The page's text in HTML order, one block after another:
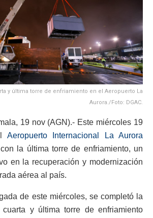
y última torre de enfriamiento en el Aeropuerto La
Aurora./Foto: DGAC.
19 nov (AGN).- Este miércoles 19
Aeropuerto Internacional La Aurora
la última torre de enfriamiento, un
en la recuperación y modernización
aérea al país.
de este miércoles, se completó la
y última torre de enfriamiento